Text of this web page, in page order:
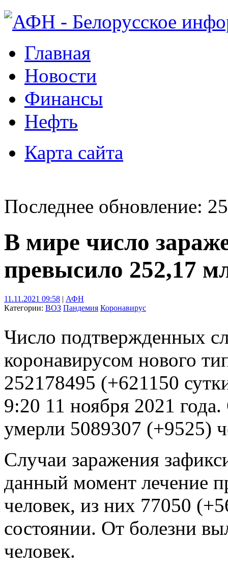
Главная
Новости
Финансы
Нефть
Карта сайта
Последнее обновление:
В мире число
превысило 252,17
11.11.2021 09:58 | АФН
Категории: ВОЗ Пандемия Коронавирус
Число подтвержденных
коронавирусом нового
252178495 (+621150
9:20 11 ноября 2021
умерли 5089307 (+9525)
Случаи заражения
данный момент лечение
человек, из них 77050
состоянии. От болезни
человек.